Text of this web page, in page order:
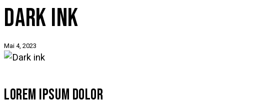
DARK INK
Mai 4, 2023
LOREM IPSUM DOLOR